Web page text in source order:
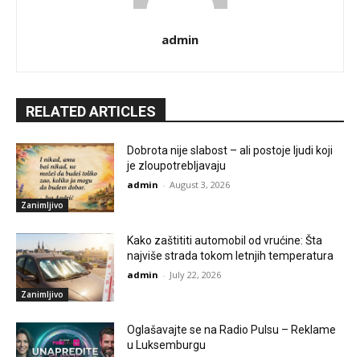
admin
RELATED ARTICLES
Zanimljivo
Dobrota nije slabost – ali postoje ljudi koji
je zloupotrebljavaju
admin - August 3, 2026
Zanimljivo
Kako zaštititi automobil od vrućine: Šta
najviše strada tokom letnjih temperatura
admin - July 22, 2026
Oglašavajte se na Radio Pulsu – Reklame
u Luksemburgu